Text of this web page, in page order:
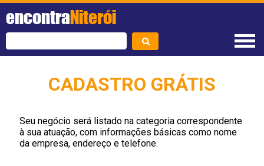
encontraNiterói
CADASTRO GRÁTIS
Seu negócio será listado na categoria correspondente
à sua atuação, com informações básicas como nome
da empresa, endereço e telefone.